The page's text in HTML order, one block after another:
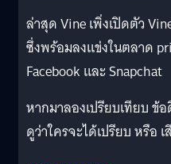
ล่าสุด Vine เพิ่งเปิดตัว
ซึ่งพร้อมลงแข่งในตลาด
Facebook และ Snapchat
หากมาลองเปรียบเทียบ ข้
ดูว่าใครจะได้เปรียบ หรือ